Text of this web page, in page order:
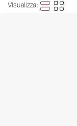
felici di aiutarti!
Visualizza: